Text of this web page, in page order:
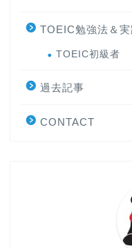
TOEIC勉強法＆
TOEIC初級者
過去記事
CONTACT
英